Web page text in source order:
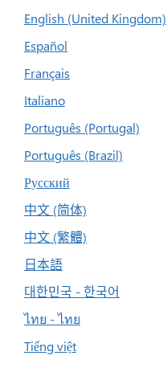
English (United Kingdom)
Español
Français
Italiano
Português (Portugal)
Português (Brazil)
Русский
中文 (简体)
中文 (繁體)
日本語
대한민국 - 한국어
ไทย - ไทย
Tiếng việt